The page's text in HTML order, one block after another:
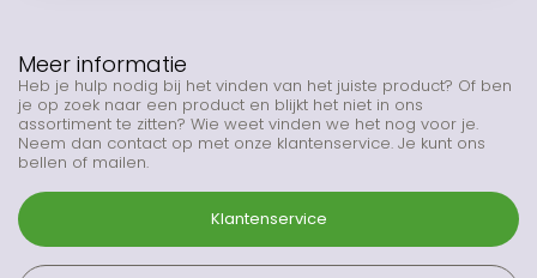
Meer informatie
Heb je hulp nodig bij het vinden van het juiste product? Of ben
je op zoek naar een product en blijkt het niet in ons
assortiment te zitten? Wie weet vinden we het nog voor je.
Neem dan contact op met onze klantenservice. Je kunt ons
bellen of mailen.
Klantenservice